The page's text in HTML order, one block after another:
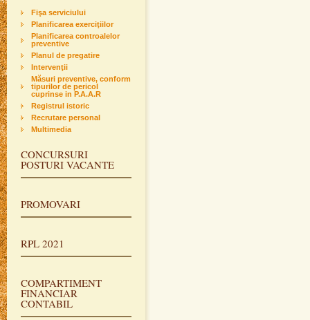
Fişa serviciului
Planificarea exerciţiilor
Planificarea controalelor
preventive
Planul de pregatire
Intervenţii
Măsuri preventive, conform
tipurilor de pericol
cuprinse in P.A.A.R
Registrul istoric
Recrutare personal
Multimedia
CONCURSURI
POSTURI VACANTE
PROMOVARI
RPL 2021
COMPARTIMENT
FINANCIAR
CONTABIL